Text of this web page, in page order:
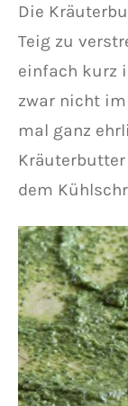
Die
Teig zu
einfach kurz
zwar nicht im
mal ganz
dem